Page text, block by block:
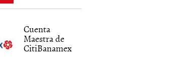
Cuenta
Maestra de
CitiBanamex